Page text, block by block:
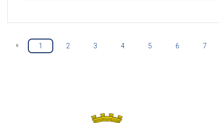
« 1 2 3 4 5 6 7